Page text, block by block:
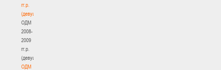
гг.р.
(девушки)
ОДМ
2008-
2009
гг.р.
(девушки)
ОДМ